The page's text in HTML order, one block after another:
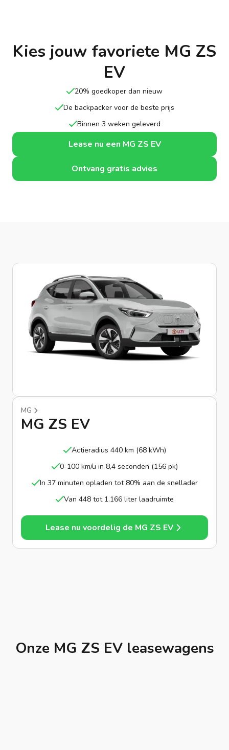
Kies jouw favoriete MG ZS
EV
20% goedkoper dan nieuw
De backpacker voor de beste prijs
Binnen 3 weken geleverd
Lease nu een MG ZS EV
Ontvang gratis advies
MG
MG ZS EV
Actieradius 440 km (68 kWh)
0-100 km/u in 8,4 seconden (156 pk)
In 37 minuten opladen tot 80% aan de snellader
Van 448 tot 1.166 liter laadruimte
Lease nu voordelig de MG ZS EV
Onze MG ZS EV leasewagens